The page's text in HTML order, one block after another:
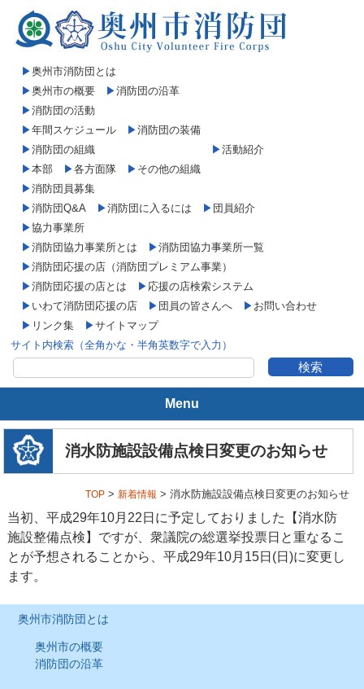
▶奥州市消防団とは
▶奥州市の概要 ▶消防団の沿革
▶消防団の活動
▶年間スケジュール ▶消防団の装備
▶消防団の組織
▶本部 ▶各方面隊 ▶ その他の組織
▶活動紹介
▶消防団員募集
▶消防団Q&A ▶消防団に入るには ▶ 団員紹介
▶協力事業所
▶消防団協力事業所とは ▶消防団協力事業所一覧
▶消防団応援の店（消防団プレミアム事業）
▶消防団応援の店とは ▶ 応援の店検索システム
▶ いわて消防団応援の店 ▶ 団員の皆さんへ ▶ お問い合わせ
▶ リンク集 ▶サイトマップ
サイト内検索（全角かな・半角英数字で入力）
Menu
奥州市消防団とは
奥州市の概要
消防団の沿革
消防団の活動
消防団の組織
消水防施設設備点検日変更のお知らせ
TOP >新着情報 > 消水防施設設備点検日変更のお知らせ
当初、平成29年10月22日に予定しておりました【消水防
施設整備点検】ですが、衆議院の総選挙投票日と重なるこ
とが予想されることから、平成29年10月15日(日)に変更し
ます。
奥州市消防団とは
奥州市の概要
消防団の沿革